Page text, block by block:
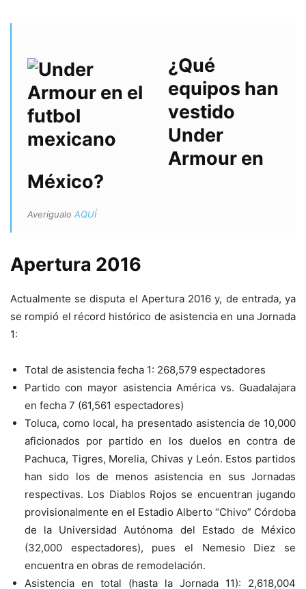
¿Qué
equipos han
vestido
Under
Armour en
México?
Averígualo AQUÍ
Apertura 2016
Actualmente se disputa el Apertura 2016 y, de entrada, ya
se rompió el récord histórico de asistencia en una Jornada
1:
Total de asistencia fecha 1: 268,579 espectadores
Partido con mayor asistencia América vs. Guadalajara
en fecha 7 (61,561 espectadores)
Toluca, como local, ha presentado asistencia de 10,000
aficionados por partido en los duelos en contra de
Pachuca, Tigres, Morelia, Chivas y León. Estos partidos
han sido los de menos asistencia en sus Jornadas
respectivas. Los Diablos Rojos se encuentran jugando
provisionalmente en el Estadio Alberto “Chivo” Córdoba
de la Universidad Autónoma del Estado de México
(32,000 espectadores), pues el Nemesio Diez se
encuentra en obras de remodelación.
Asistencia en total (hasta la Jornada 11): 2,618,004